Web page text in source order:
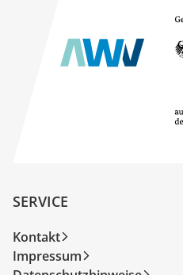
SERVICE
Kontakt
Impressum